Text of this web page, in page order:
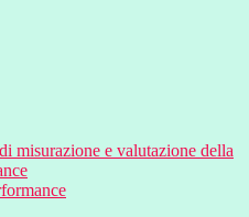
misurazione e valutazione della